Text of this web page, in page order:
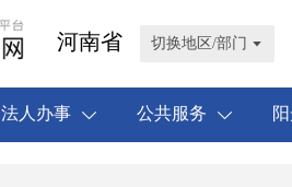
河南省 切换地区/部门
法人办事 公共服务